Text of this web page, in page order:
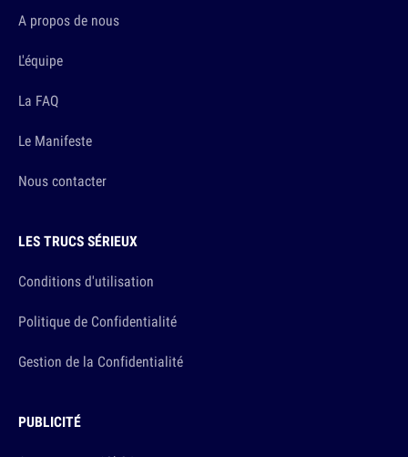
A propos de nous
L'équipe
La FAQ
Le Manifeste
Nous contacter
LES TRUCS SÉRIEUX
Conditions d'utilisation
Politique de Confidentialité
Gestion de la Confidentialité
PUBLICITÉ